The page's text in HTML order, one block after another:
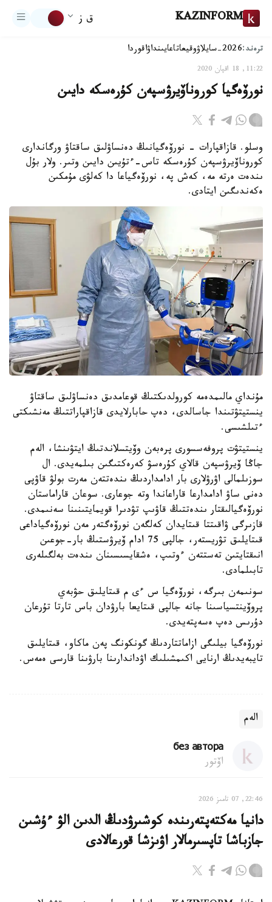
KAZINFORM ق ز
ترەند:2026-سايلاۋ وقيعاتاعايىنداۋاقوردا
11:22, 18 اقپان 2020
نورۆەگيا كوروناۆيرۋسپەن كۇرەسكە دايىن
وسلو. قازاقپارات - نورۆەگيانىڭ دەنساۋلىق ساقتاۋ ورگاندارى
كوروناۆيرۋسپەن كۇرەسكە تاس-ءتۇيىن دايىن وتىر. ولار بۇل
ىندەت ەرتە مە، كەش پە، نورۆەگياعا دا كەلۋى مۇمكىن
ەكەندىگىن ايتادى.
مۇنداي مالىمدەمە كورولدىكتىڭ قوعامدىق دەنساۋلىق ساقتاۋ
ينستيتۋتىندا جاسالدى، دەپ حابارلايدى قازاقپاراتتىڭ مەنشىكتى
ءتىلشىسى.
ينستيتۋت پروفەسسورى پرەبەن وۆيتسلاندتىڭ ايتۋىنشا، الەم
جاڭا ۆيرۋسپەن قالاي كۇرەسۋ كەرەكتىگىن بىلمەيدى. ال
سوزىلمالى اۋرۋلارى بار ادامداردىڭ ىندەتتەن مەرت بولۋ قاۋپى
دەنى ساۋ ادامدارعا قاراعاندا وتە جوعارى. سوعان قاراماستان
نورۆەگيالىقتار ىندەتتىڭ قاۋىپ تۋدىرا قويمايتىنىنا سەنىمدى.
قازىرگى ۋاقىتتا قىتايدان كەلگەن نورۆەگتەر مەن نورۆەگياداعى
قىتايلىق تۋريستەر، جالپى 75 ادام ۆيرۋستىڭ بار-جوعىن
انىقتايتىن تەستتەن ءوتىپ، ەشقايسىسىنان ىندەت بەلگىلەرى
تابىلمادى.
سونىمەن بىرگە، نورۆەگيا س ءى م قىتايلىق حۋبەي
پروۆينتسياسىنا جانە جالپى قىتايعا بارۋدان باس تارتا تۇرعان
دۇرىس دەپ ەسەپتەيدى.
نورۆەگيا بيلىگى ازاماتتاردىڭ گونكونگ پەن ماكاو، قىتايلىق
تايبەيدىڭ ارنايى اكىمشىلىك اۋداندارىنا بارۋىنا قارسى ەمەس.
الەم
без автора
اۆتور
22:46, 07 تامىز 2026
دانيا مەكتەپتەرىندە كوشىرۋدىڭ الدىن الۋ ءۇشىن
جازباشا تاپسىرمالار اۋىزشا قورعالادى